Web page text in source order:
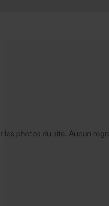
les photos du site. Aucun